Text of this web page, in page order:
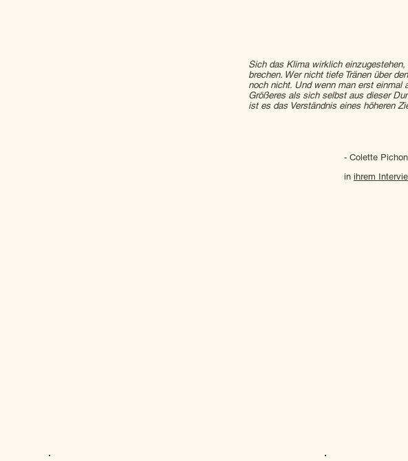
Sich das Klima wirklich
brechen. Wer nicht tiefe Tränen über
noch nicht. Und wenn man erst einmal
Größeres als sich selbst aus dieser
ist es das Verständnis eines höheren
- Colette
in ihrem